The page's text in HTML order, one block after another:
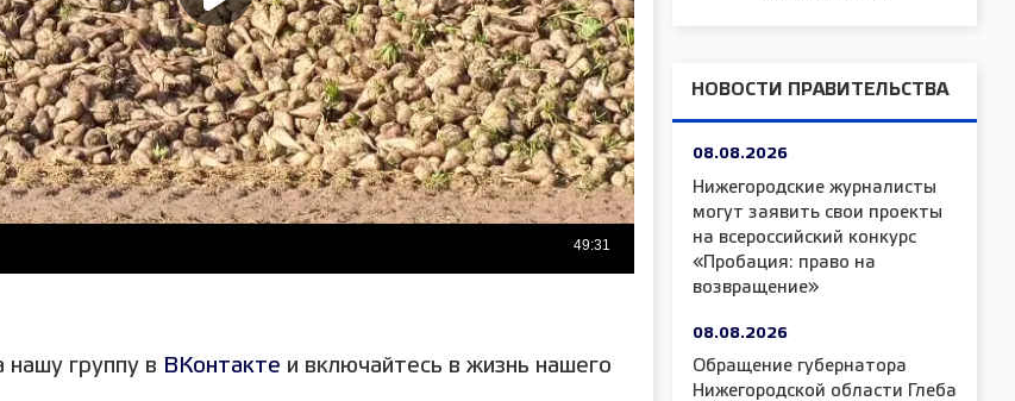
нашу группу в ВКонтакте и включайтесь в жизнь нашего
НОВОСТИ ПРАВИТЕЛЬСТВА
08.08.2026
Нижегородские журналисты
могут заявить свои проекты
на всероссийский конкурс
«Пробация: право на
возвращение»
08.08.2026
Обращение губернатора
Нижегородской области Глеба